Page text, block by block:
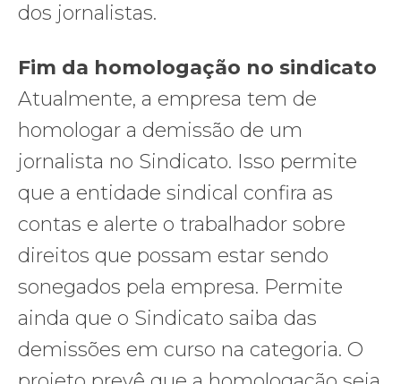
dos jornalistas.
Fim da homologação no sindicato
Atualmente, a empresa tem de
homologar a demissão de um
jornalista no Sindicato. Isso permite
que a entidade sindical confira as
contas e alerte o trabalhador sobre
direitos que possam estar sendo
sonegados pela empresa. Permite
ainda que o Sindicato saiba das
demissões em curso na categoria. O